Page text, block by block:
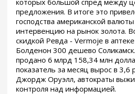
предложения. В итоге это
господства американской
интервенцию на рынок золота.
скидкой Ревда - Vermoje в
Болденон 300 дешево
продано 6 млрд 158,34 млн
показатель за месяц вырос в 3,6
Джордж Оруэлл, автократы
контроля над информацией.